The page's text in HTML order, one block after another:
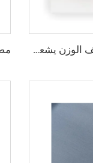
مصنع بناءً على الطلب، قماش TR خفيف الوزن يشعر بالراحة في الشرق الأوسط بألوان مختلفة، قماش تويل ملون القمصان والروب